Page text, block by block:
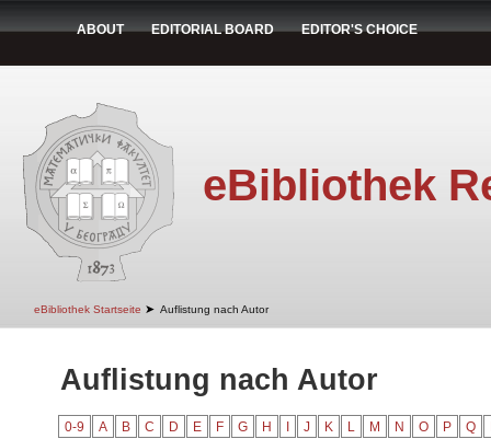
ABOUT EDITORIAL BOARD EDITOR'S CHOICE
eBibliothek
eBibliothek Startseite ➤ Auflistung nach Autor
Auflistung nach Autor
0-9 A B C D E F G H J K L M N O P Q